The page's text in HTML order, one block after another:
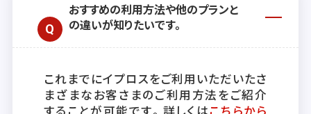
おすすめの利用方法や他のプランと
の違いが知りたいです。
これまでにイプロスをご利用いただいたさ
まざまなお客さまのご利用方法をご紹介
することが可能です。詳しくはこちらから